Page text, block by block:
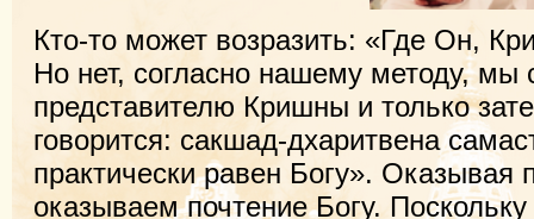
Кто-то может возразить: «Где Он,
Но нет, согласно нашему методу, мы
представителю Кришны и только
говорится: сакшад-дхаритвена
практически равен Богу». Оказывая
оказываем почтение Богу.